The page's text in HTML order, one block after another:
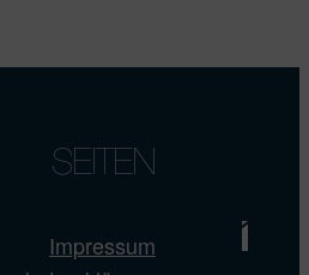
SEITEN
Impressum